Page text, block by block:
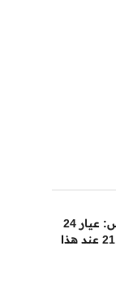
سعر الذهب اليوم الخميس: عيار 24
يسجل 6811 جنيهًا وعيار 21 عند هذا